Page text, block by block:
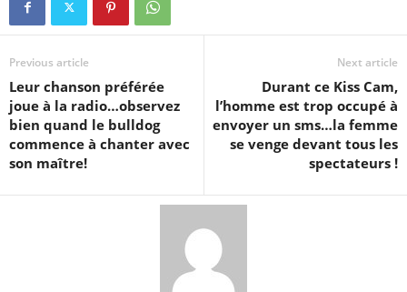
Previous article
Leur chanson préférée
joue à la radio…observez
bien quand le bulldog
commence à chanter avec
son maître!
Next article
Durant ce Kiss Cam,
l’homme est trop occupé à
envoyer un sms…la femme
se venge devant tous les
spectateurs !